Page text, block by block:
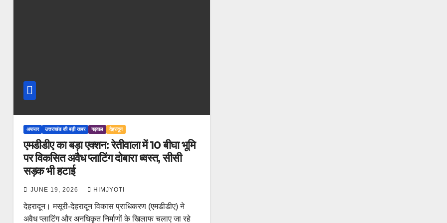
अफसर उत्तराखंड की बड़ी खबर गढ़वाल देहरादून
एमडीडीए का बड़ा एक्शन: रेतीवाला में 10 बीघा भूमि
पर विकसित अवैध प्लाटिंग दोबारा ध्वस्त, सीसी
सड़क भी हटाई
JUNE 19, 2026 HIMJYOTI
देहरादून। मसूरी-देहरादून विकास प्राधिकरण (एमडीडीए) ने
अवैध प्लाटिंग और अनधिकृत निर्माणों के खिलाफ चलाए जा रहे